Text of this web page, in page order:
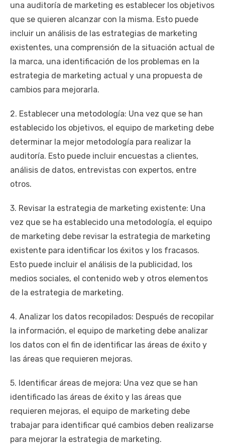
una auditoría de marketing es establecer los objetivos
que se quieren alcanzar con la misma. Esto puede
incluir un análisis de las estrategias de marketing
existentes, una comprensión de la situación actual de
la marca, una identificación de los problemas en la
estrategia de marketing actual y una propuesta de
cambios para mejorarla.
2. Establecer una metodología: Una vez que se han
establecido los objetivos, el equipo de marketing debe
determinar la mejor metodología para realizar la
auditoría. Esto puede incluir encuestas a clientes,
análisis de datos, entrevistas con expertos, entre
otros.
3. Revisar la estrategia de marketing existente: Una
vez que se ha establecido una metodología, el equipo
de marketing debe revisar la estrategia de marketing
existente para identificar los éxitos y los fracasos.
Esto puede incluir el análisis de la publicidad, los
medios sociales, el contenido web y otros elementos
de la estrategia de marketing.
4. Analizar los datos recopilados: Después de recopilar
la información, el equipo de marketing debe analizar
los datos con el fin de identificar las áreas de éxito y
las áreas que requieren mejoras.
5. Identificar áreas de mejora: Una vez que se han
identificado las áreas de éxito y las áreas que
requieren mejoras, el equipo de marketing debe
trabajar para identificar qué cambios deben realizarse
para mejorar la estrategia de marketing.